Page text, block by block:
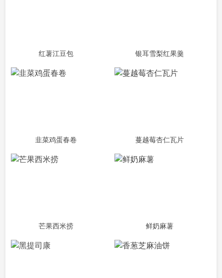
红薯江豆包 银耳雪梨红果羹
韭菜鸡蛋春卷 蔓越莓杏仁瓦片
芒果西米捞 鲜奶麻薯